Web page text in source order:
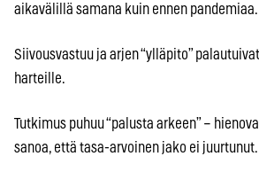
aikavälillä samana kuin ennen pandemiaa.
Siivousvastuu ja arjen “ylläpito”
harteille.
Tutkimus puhuu “palusta arkeen” –
sanoa, että tasa-arvoinen jako ei juurtunut.